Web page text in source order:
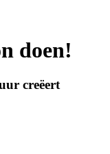
doen!
creëert